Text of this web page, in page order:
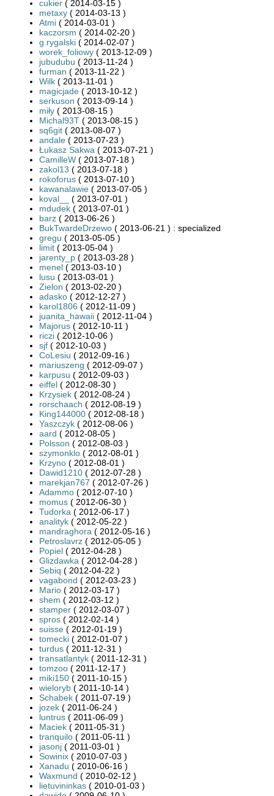
cukier ( 2014-03-15 )
metaxy ( 2014-03-13 )
Atmi ( 2014-03-01 )
kaczorsm ( 2014-02-20 )
g.rygalski ( 2014-02-07 )
worek_foliowy ( 2013-12-09 )
jubudubu ( 2013-11-24 )
furman ( 2013-11-22 )
Wilk ( 2013-11-01 )
magicjade ( 2013-10-12 )
serkuson ( 2013-09-14 )
miły ( 2013-08-15 )
Michal93T ( 2013-08-15 )
sq6git ( 2013-08-07 )
andale ( 2013-07-23 )
Łukasz Sakwa ( 2013-07-21 )
CamilleW ( 2013-07-18 )
zakol13 ( 2013-07-18 )
rokoforus ( 2013-07-10 )
kawanalawie ( 2013-07-05 )
koval__
( 2013-07-01 )
mdudek ( 2013-07-01 )
barz ( 2013-06-26 )
BukTwardeDrzewo ( 2013-06-21 ) : specialized
gregu ( 2013-05-05 )
limit ( 2013-05-04 )
jarenty_p ( 2013-03-28 )
menel ( 2013-03-10 )
lusu ( 2013-03-01 )
Zielon ( 2013-02-20 )
adasko ( 2012-12-27 )
karol1806 ( 2012-11-09 )
juanita_hawaii ( 2012-11-04 )
Majorus ( 2012-10-11 )
riczi ( 2012-10-06 )
sjf ( 2012-10-03 )
CoLesiu ( 2012-09-16 )
mariuszeng ( 2012-09-07 )
karpusu ( 2012-09-03 )
eiffel ( 2012-08-30 )
Krzysiek ( 2012-08-24 )
rorschaach ( 2012-08-19 )
King144000 ( 2012-08-18 )
Yaszczyk ( 2012-08-06 )
aard ( 2012-08-05 )
Polsson ( 2012-08-03 )
szymonklo ( 2012-08-01 )
Krzyno ( 2012-08-01 )
Dawid1210 ( 2012-07-28 )
marekjan767 ( 2012-07-26 )
Adammo ( 2012-07-10 )
momus ( 2012-06-30 )
Tudorka ( 2012-06-17 )
analityk ( 2012-05-22 )
mandraghora ( 2012-05-16 )
Petroslavrz ( 2012-05-05 )
Popiel ( 2012-04-28 )
Glizdawka ( 2012-04-28 )
Sebiq ( 2012-04-22 )
vagabond ( 2012-03-23 )
Mario ( 2012-03-17 )
shem ( 2012-03-12 )
stamper ( 2012-03-07 )
spros ( 2012-02-14 )
suisse ( 2012-01-19 )
tomecki ( 2012-01-07 )
turdus ( 2011-12-31 )
transatlantyk ( 2011-12-31 )
tomzoo ( 2011-12-17 )
miki150 ( 2011-10-15 )
wieloryb ( 2011-10-14 )
Schabek ( 2011-07-19 )
jozek ( 2011-06-24 )
luntrus ( 2011-06-09 )
Maciek ( 2011-05-31 )
tranquilo ( 2011-05-11 )
jasonj ( 2011-03-01 )
Sowinix ( 2010-07-03 )
Xanadu ( 2010-06-16 )
Waxmund ( 2010-02-12 )
lietuvininkas ( 2010-01-03 )